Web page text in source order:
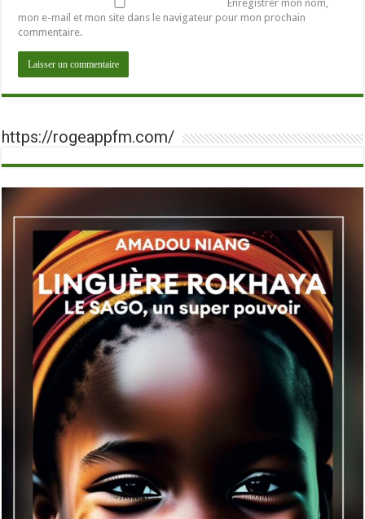
Enregistrer mon nom,
mon e-mail et mon site dans le navigateur pour mon prochain
commentaire.
https://rogeappfm.com/